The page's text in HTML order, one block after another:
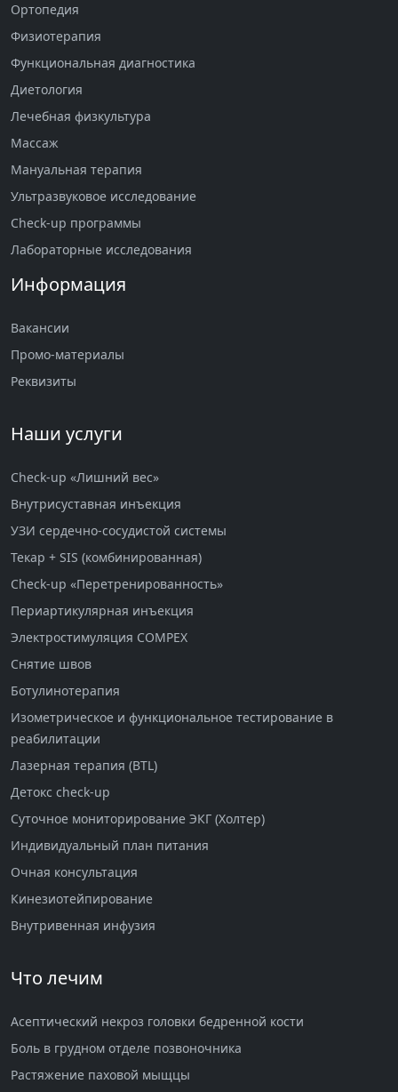
Ортопедия
Физиотерапия
Функциональная диагностика
Диетология
Лечебная физкультура
Массаж
Мануальная терапия
Ультразвуковое исследование
Check-up программы
Лабораторные исследования
Информация
Вакансии
Промо-материалы
Реквизиты
Наши услуги
Check-up «Лишний вес»
Внутрисуставная инъекция
УЗИ сердечно-сосудистой системы
Текар + SIS (комбинированная)
Check-up «Перетренированность»
Периартикулярная инъекция
Электростимуляция COMPEX
Снятие швов
Ботулинотерапия
Изометрическое и функциональное тестирование в
реабилитации
Лазерная терапия (BTL)
Детокс check-up
Суточное мониторирование ЭКГ (Холтер)
Индивидуальный план питания
Очная консультация
Кинезиотейпирование
Внутривенная инфузия
Что лечим
Асептический некроз головки бедренной кости
Боль в грудном отделе позвоночника
Растяжение паховой мыщцы